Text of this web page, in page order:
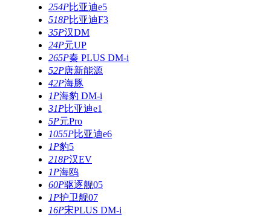
254P比亚迪e5
518P比亚迪F3
35P汉DM
24P元UP
265P秦 PLUS DM-i
52P唐新能源
42P海豚
1P海豹 DM-i
31P比亚迪e1
5P元Pro
1055P比亚迪e6
1P豹5
218P汉EV
1P海鸥
60P驱逐舰05
1P护卫舰07
16P宋PLUS DM-i